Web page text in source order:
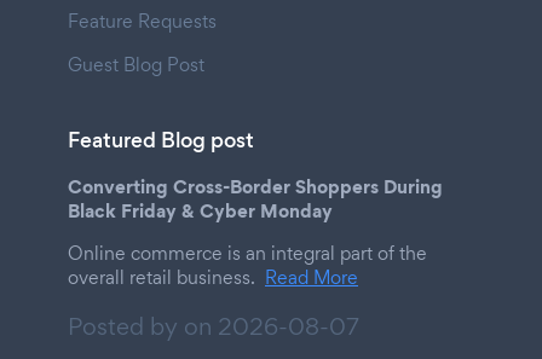
Feature Requests
Guest Blog Post
Featured Blog post
Converting Cross-Border Shoppers During
Black Friday & Cyber Monday
Online commerce is an integral part of the
overall retail business. Read More
Posted by on 2026-08-07